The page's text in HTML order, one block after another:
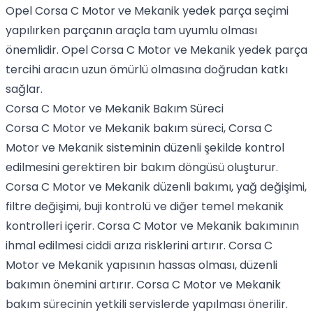
Opel Corsa C Motor ve Mekanik yedek parça seçimi
yapılırken parçanın araçla tam uyumlu olması
önemlidir. Opel Corsa C Motor ve Mekanik yedek parça
tercihi aracın uzun ömürlü olmasına doğrudan katkı
sağlar.
Corsa C Motor ve Mekanik Bakım Süreci
Corsa C Motor ve Mekanik bakım süreci, Corsa C
Motor ve Mekanik sisteminin düzenli şekilde kontrol
edilmesini gerektiren bir bakım döngüsü oluşturur.
Corsa C Motor ve Mekanik düzenli bakımı, yağ değişimi,
filtre değişimi, buji kontrolü ve diğer temel mekanik
kontrolleri içerir. Corsa C Motor ve Mekanik bakımının
ihmal edilmesi ciddi arıza risklerini artırır. Corsa C
Motor ve Mekanik yapısının hassas olması, düzenli
bakımın önemini artırır. Corsa C Motor ve Mekanik
bakım sürecinin yetkili servislerde yapılması önerilir.